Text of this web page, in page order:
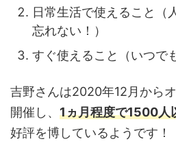
日常生活で使えること（
忘れない！）
すぐ使えること（いつで
吉野さんは2020年12月から
開催し、 1ヵ月程度で1500人
好評を博しているようです！